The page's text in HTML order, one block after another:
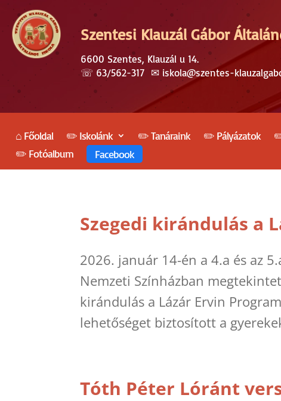
Szentesi Klauzál Gábor
6600 Szentes, Klauzál u 14.
☏ 63/562-317 ✉︎ iskola@szentes-
⌂ Főoldal ✏️ Iskolánk ✏️ Tanáraink ✏️ Pályázatok
✏️ Fotóalbum
Facebook
Szegedi kirándulás a
2026. január 14-én a 4.a és az
Nemzeti Színházban
kirándulás a Lázár Ervin
lehetőséget biztosított a
Tóth Péter Lóránt